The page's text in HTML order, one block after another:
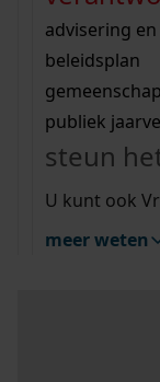
beeld en geluid
uitleg
Wij helpen u
bekijk alle
Wij helpen u
bekijk alle
bekijk ons
advisering
beleidsplan
publiek
steun
U kunt ook
meer weten
Mijn Studiezaal